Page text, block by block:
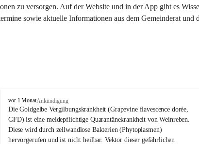
zu versorgen. Auf der Website und in der App gibt es
sowie aktuelle Informationen aus dem Gemeinderat und
O
s
l
i
p
vor 1 MonatAnkündigung
Die Goldgelbe Vergilbungskrankheit (Grapevine flavescence dorée,
GFD) ist eine meldepflichtige Quarantänekrankheit von Weinreben.
Diese wird durch zellwandlose Bakterien (Phytoplasmen)
hervorgerufen und ist nicht heilbar. Vektor dieser gefährlichen